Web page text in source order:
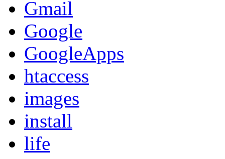
Gmail
Google
GoogleApps
htaccess
images
install
life